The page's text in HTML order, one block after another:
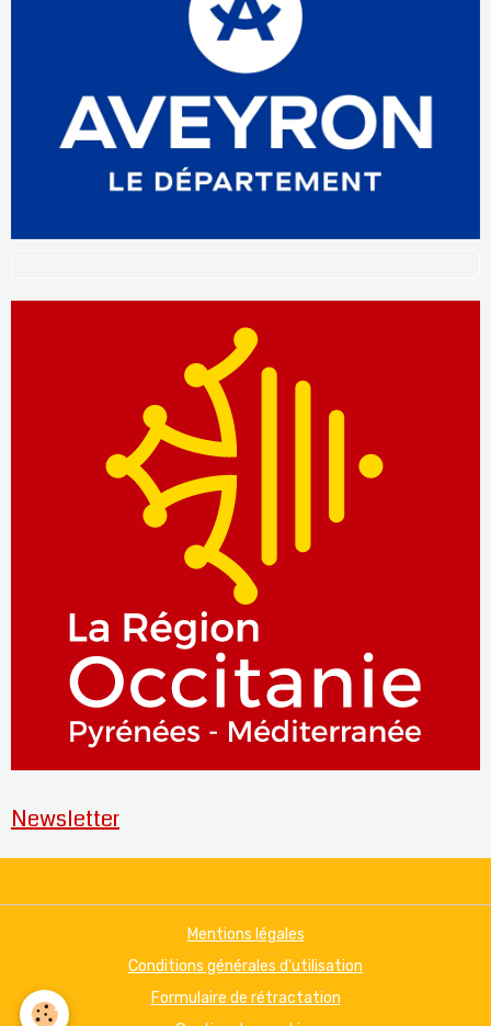
Newsletter
Mentions légales
Conditions générales d'utilisation
Formulaire de rétractation